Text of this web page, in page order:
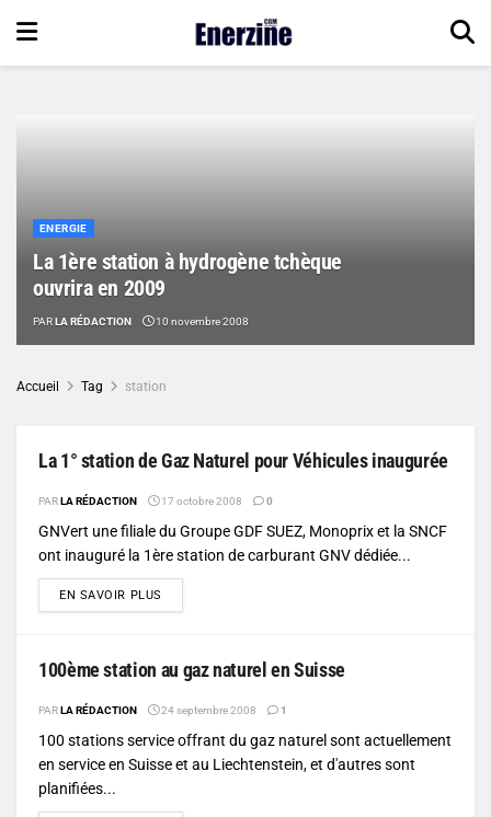
ENERGIE
La 1ère station à hydrogène tchèque
ouvrira en 2009
PARLA RÉDACTION 10 novembre 2008
Accueil Tag station
La 1° station de Gaz Naturel pour Véhicules inaugurée
PARLA RÉDACTION 17 octobre 2008 0
GNVert une filiale du Groupe GDF SUEZ, Monoprix et la SNCF
ont inauguré la 1ère station de carburant GNV dédiée...
EN SAVOIR PLUS
100ème station au gaz naturel en Suisse
PARLA RÉDACTION 24 septembre 2008 1
100 stations service offrant du gaz naturel sont actuellement
en service en Suisse et au Liechtenstein, et d'autres sont
planifiées...